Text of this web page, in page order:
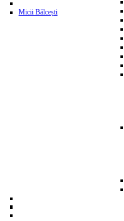
Micii Bălcești